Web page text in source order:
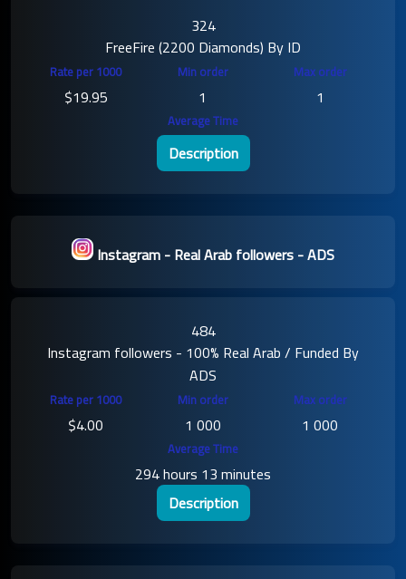
324
FreeFire (2200 Diamonds) By ID
$19.95
1 1
Description
Instagram - Real Arab followers - ADS
484
Instagram followers - 100% Real Arab / Funded By
ADS
$4.00
1 000
1 000
294 hours 13 minutes
Description